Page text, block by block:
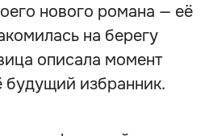
нового романа — её
на берегу
описала момент
будущий избранник.